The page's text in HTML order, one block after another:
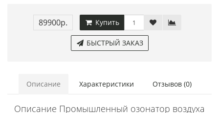
89900р. Купить
БЫСТРЫЙ ЗАКАЗ
Описание Характеристики Отзывов (0)
Описание Промышленный озонатор воздуха